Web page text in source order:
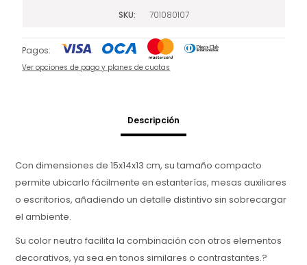
SKU 701080107
Pagos:
Ver opciones de pago y planes de cuotas
Descripción
Con dimensiones de 15x14x13 cm, su tamaño compacto
permite ubicarlo fácilmente en estanterías, mesas auxiliares
o escritorios, añadiendo un detalle distintivo sin sobrecargar
el ambiente.
Su color neutro facilita la combinación con otros elementos
decorativos, ya sea en tonos similares o contrastantes.?